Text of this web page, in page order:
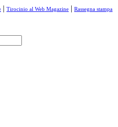
| Tirocinio al Web Magazine | Rassegna stampa